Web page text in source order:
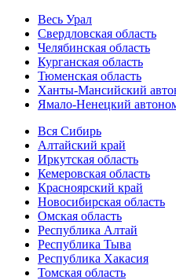
Весь Урал
Свердловская область
Челябинская область
Курганская область
Тюменская область
Ханты-Мансийский
Ямало-Ненецкий
Вся Сибирь
Алтайский край
Иркутская область
Кемеровская область
Красноярский край
Новосибирская область
Омская область
Республика Алтай
Республика Тыва
Республика Хакасия
Томская область